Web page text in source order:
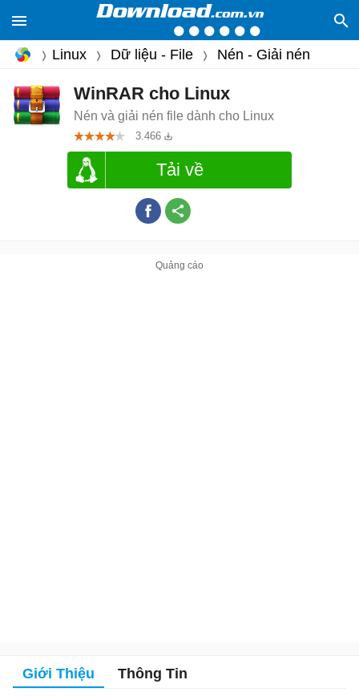
Linux Dữ liệu - File Nén - Giải nén
WinRAR cho Linux
Nén và giải nén file dành cho Linux
3.466
Tải về
Giới Thiệu Thông Tin